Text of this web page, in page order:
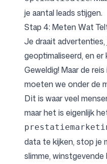
je aantal leads stijgen.
Stap 4: Meten Wat
Je draait
geoptimaliseerd, en er
Geweldig! Maar de
moeten we onder de
Dit is waar veel
maar het is eigenlijk
data te kijken, stop je
slimme,